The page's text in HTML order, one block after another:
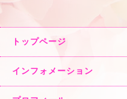
トップページ
インフォメーション